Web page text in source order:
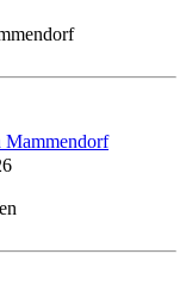
Mammendorf